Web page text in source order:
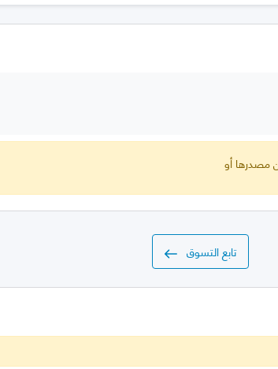
مصدرها أو
تابع التسوق